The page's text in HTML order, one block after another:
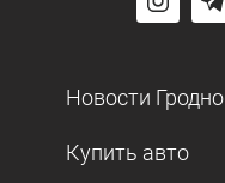
Новости Гродно
Купить авто